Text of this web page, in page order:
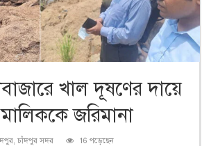
খাল দূষণের দায়ে
জরিমানা
,চাঁদপুর সদর 16 পড়েছেন